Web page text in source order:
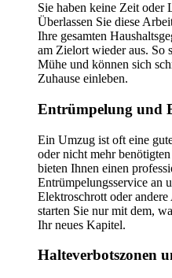
Sie haben keine Zeit oder
Überlassen Sie diese
Ihre gesamten
am Zielort wieder aus. So
Mühe und können sich
Zuhause einleben.
Entrümpelung und
Ein Umzug ist oft eine
oder nicht mehr
bieten Ihnen einen
Entrümpelungsservice an
Elektroschrott oder
starten Sie nur mit dem,
Ihr neues Kapitel.
Halteverbotszonen